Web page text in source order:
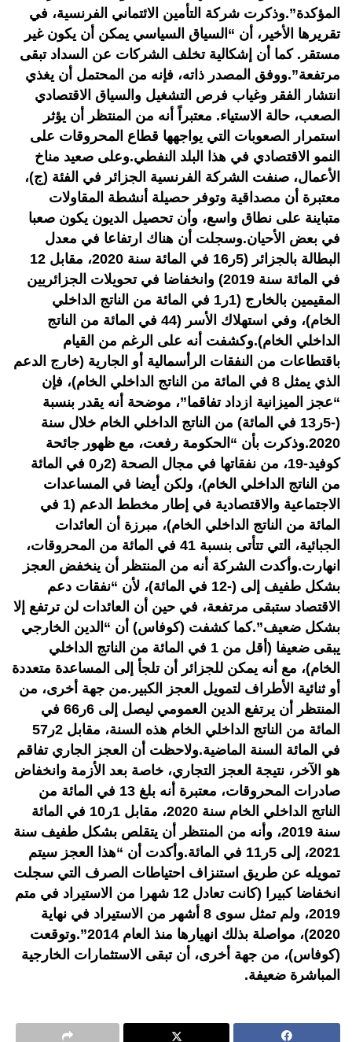
المؤكدة”.وذكرت شركة التأمين الائتماني الفرنسية، في
تقريرها الأخير، أن “السياق السياسي يمكن أن يكون غير
مستقر. كما أن إشكالية تخلف الشركات عن السداد تبقى
مرتفعة”.ووفق المصدر ذاته، فإنه من المحتمل أن يغذي
انتشار الفقر وغياب فرص التشغيل والسياق الاقتصادي
الصعب، حالة الاستياء. معتبراً أنه من المنتظر أن يؤثر
استمرار الصعوبات التي يواجهها قطاع المحروقات على
النمو الاقتصادي في هذا البلد النفطي.وعلى صعيد مناخ
الأعمال، صنفت الشركة الفرنسية الجزائر في الفئة (ج)،
معتبرة أن مصداقية وتوفر حصيلة أنشطة المقاولات
متباينة على نطاق واسع، وأن تحصيل الديون يكون صعبا
في بعض الأحيان.وسجلت أن هناك ارتفاعا في معدل
البطالة بالجزائر (5ر16 في المائة سنة 2020، مقابل 12
في المائة سنة 2019) وانخفاضا في تحويلات الجزائريين
المقيمين بالخارج (1ر1 في المائة من الناتج الداخلي
الخام)، وفي استهلاك الأسر (44 في المائة من الناتج
الداخلي الخام).وكشفت أنه على الرغم من القيام
باقتطاعات من النفقات الرأسمالية أو الجارية (خارج الدعم
الذي يمثل 8 في المائة من الناتج الداخلي الخام)، فإن
“عجز الميزانية ازداد تفاقما”، موضحة أنه يقدر بنسبة
(-5ر13 في المائة) من الناتج الداخلي الخام خلال سنة
2020.وذكرت بأن “الحكومة رفعت، مع ظهور جائحة
كوفيد-19، من نفقاتها في مجال الصحة (2ر0 في المائة
من الناتج الداخلي الخام)، ولكن أيضا في المساعدات
الاجتماعية والاقتصادية في إطار مخطط الدعم (1 في
المائة من الناتج الداخلي الخام)، مبرزة أن العائدات
الجبائية، التي تتأتى بنسبة 41 في المائة من المحروقات،
انهارت.وأكدت الشركة أنه من المنتظر أن ينخفض العجز
بشكل طفيف إلى (-12 في المائة)، لأن “نفقات دعم
الاقتصاد ستبقى مرتفعة، في حين أن العائدات لن ترتفع إلا
بشكل ضعيف”.كما كشفت (كوفاس) أن “الدين الخارجي
يبقى ضعيفا (أقل من 1 في المائة من الناتج الداخلي
الخام)، مع أنه يمكن للجزائر أن تلجأ إلى المساعدة متعددة
أو ثنائية الأطراف لتمويل العجز الكبير.من جهة أخرى، من
المنتظر أن يرتفع الدين العمومي ليصل إلى 6ر66 في
المائة من الناتج الداخلي الخام هذه السنة، مقابل 2ر57
في المائة السنة الماضية.ولاحظت أن العجز الجاري تفاقم
هو الآخر، نتيجة العجز التجاري، خاصة بعد الأزمة وانخفاض
صادرات المحروقات، معتبرة أنه بلغ 13 في المائة من
الناتج الداخلي الخام سنة 2020، مقابل 1ر10 في المائة
سنة 2019، وأنه من المنتظر أن يتقلص بشكل طفيف سنة
2021، إلى 5ر11 في المائة.وأكدت أن “هذا العجز سيتم
تمويله عن طريق استنزاف احتياطات الصرف التي سجلت
انخفاضا كبيرا (كانت تعادل 12 شهرا من الاستيراد في متم
2019، ولم تمثل سوى 8 أشهر من الاستيراد في نهاية
2020)، مواصلة بذلك انهيارها منذ العام 2014”.وتوقعت
(كوفاس)، من جهة أخرى، أن تبقى الاستثمارات الخارجية
المباشرة ضعيفة.